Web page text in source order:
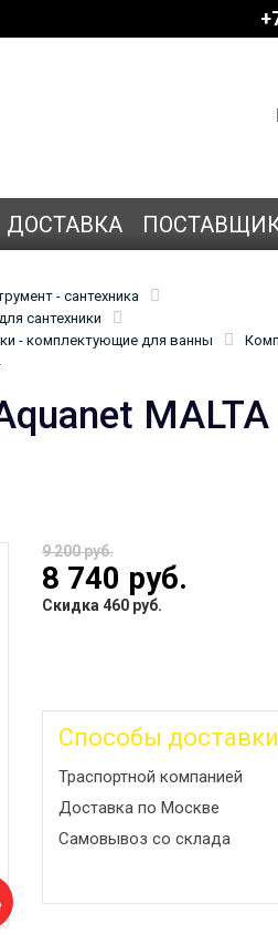
ДОСТАВКА
- сантехника
сантехники
- комплектующие для ванны
9 200 руб.
8 740 руб.
Скидка 460 руб.
Способы доставки
Траспортной компанией
Доставка по Москве
Самовывоз со склада